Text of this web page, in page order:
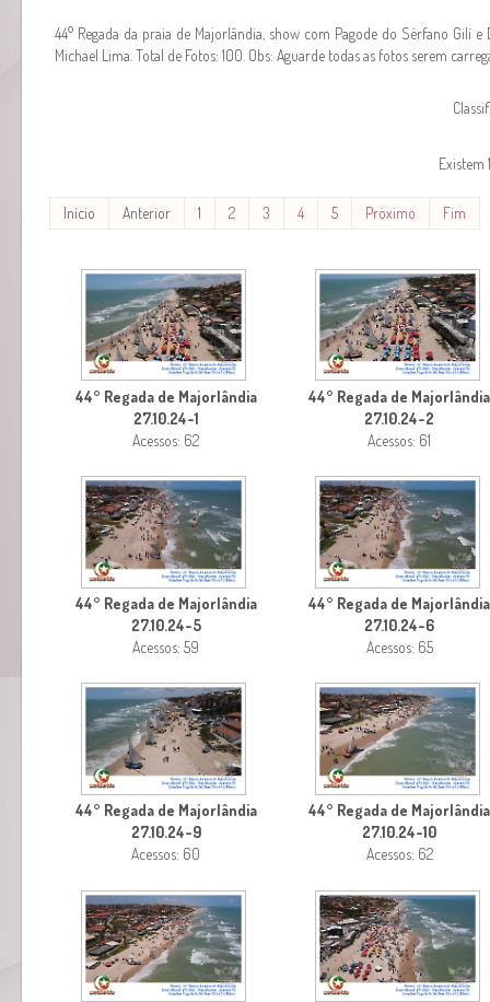
44° Regada da praia de Majorlândia, show com Pagode do Sérfano Gilí
Michael Lima. Total de Fotos: 100. Obs: Aguarde todas as fotos serem
Existem
Início Anterior 1 2 3 4 5 Próximo Fim
44° Regada de Majorlândia
27.10.24-1
Acessos: 62
44° Regada de Majorlândia
27.10.24-2
Acessos: 61
44° Regada de Majorlândia
27.10.24-5
Acessos: 59
44° Regada de Majorlândia
27.10.24-6
Acessos: 65
44° Regada de Majorlândia
27.10.24-9
Acessos: 60
44° Regada de Majorlândia
27.10.24-10
Acessos: 62